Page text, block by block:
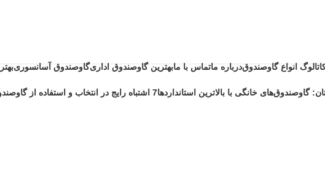
انواع گاوصندوقدرباره ماتماس با مابهترین گاوصندوق اداریگاوصندوق آسانسوری
گاوصندوق‌های خانگی با بالاترین استانداردها7 اشتباه رایج در انتخاب و استفاده از گاوصندوق خانگی ضد حریق